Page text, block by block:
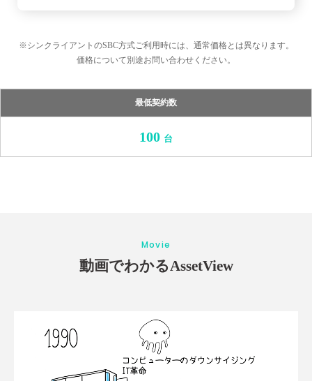
※シンクライアントのSBC方式ご利用時には、通常価格とは異なります。
価格について別途お問い合わせください。
最低契約数
100 台
Movie
動画でわかるAssetView